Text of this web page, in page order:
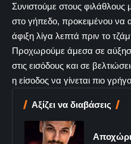
Συνιστούμε στους
στο γήπεδο, προκειμένου να
άφιξη λίγα λεπτά πριν το
Προχωρούμε άμεσα σε
στις εισόδους και σε
η είσοδος να γίνεται πιο
Αξίζει να διαβάσεις